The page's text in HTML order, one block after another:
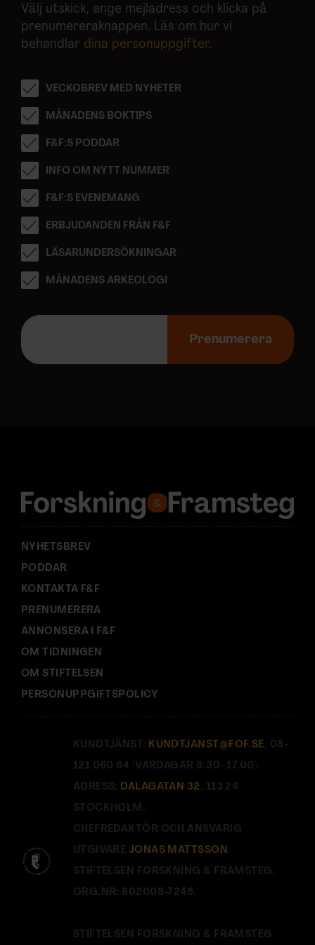
för sociala medier och analysera vår trafik. Vi
vidarebefordrar även sådana identifierare och annan
information från din enhet till de sociala medier och
Dessa kan i sin tur kombinera informationen med annan
information som du har tillhandahållit eller som de har
samlat in när du har använt deras tjänster.
Välj utskick, ange mejladress och klicka på
prenumereraknappen. Läs om hur vi
behandlar dina personuppgifter.
VECKOBREV MED NYHETER
MÅNADENS BOKTIPS
F&F:S PODDAR
INFO OM NYTT NUMMER
F&F:S EVENEMANG
ERBJUDANDEN FRÅN F&F
LÄSARUNDERSÖKNINGAR
MÅNADENS ARKEOLOGI
E
p
s
:
Prenumerera
NYHETSBREV
PODDAR
KONTAKTA F&F
PRENUMERERA
ANNONSERA I F&F
OM TIDNINGEN
OM STIFTELSEN
PERSONUPPGIFTSPOLICY
KUNDTJÄNST: KUNDTJANST@FOF.SE , 08-
121 060 64 (VARDAGAR 8.30–17.00).
ADRESS: DALAGATAN 32 , 113 24
STOCKHOLM.
CHEFREDAKTÖR OCH ANSVARIG
UTGIVARE JONAS MATTSSON.
STIFTELSEN FORSKNING & FRAMSTEG.
ORG.NR: 802008-7246.
STIFTELSEN FORSKNING & FRAMSTEG